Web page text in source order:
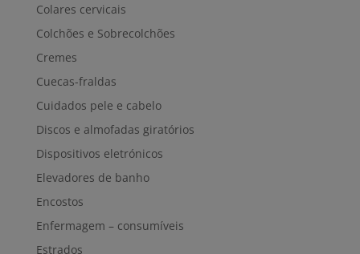
Colares cervicais
Colchões e Sobrecolchões
Cremes
Cuecas-fraldas
Cuidados pele e cabelo
Discos e almofadas giratórios
Dispositivos eletrónicos
Elevadores de banho
Encostos
Enfermagem – consumíveis
Estrados